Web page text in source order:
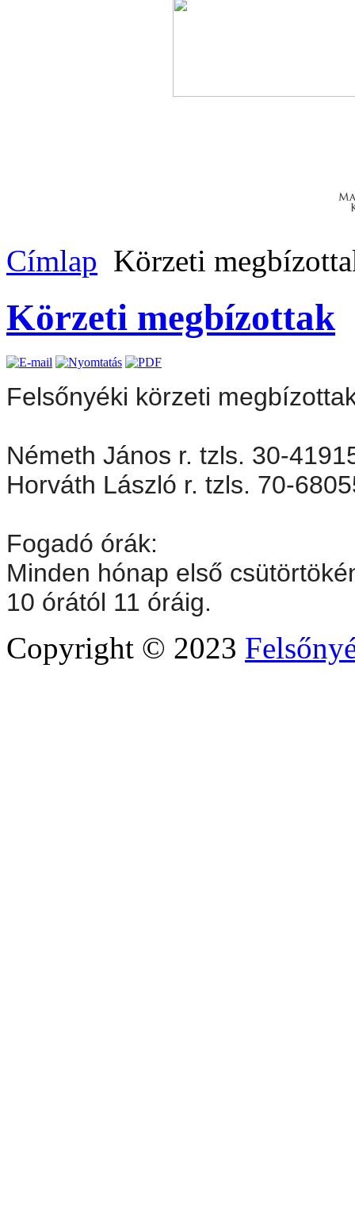
Címlap Körzeti
Körzeti megbízottak
Felsőnyéki körzeti
Németh János r. tzls. 30-
Horváth László r. tzls. 70-
Fogadó órák:
Minden hónap első
10 órától 11 óráig.
Copyright © 2023